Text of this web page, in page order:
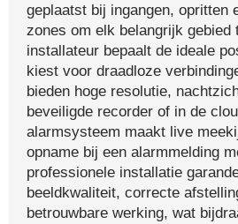
geplaatst bij ingangen, opritten
zones om elk belangrijk gebied
installateur bepaalt de ideale
kiest voor draadloze
bieden hoge resolutie,
beveiligde recorder of in de
alarmsysteem maakt live
opname bij een alarmmelding
professionele installatie
beeldkwaliteit, correcte
betrouwbare werking, wat